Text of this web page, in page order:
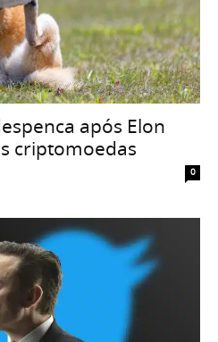
após Elon
criptomoedas
0